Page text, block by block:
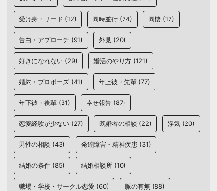
受け身・リード (12) 同時並行 (24) 同棲 (12)
告白・アプローチ (91) 外見 (20)
好きになれない (29) 婚活のやり方 (121)
婚約・プロポーズ (41) 年上彼・先輩 (77)
年下彼・後輩 (31) 幸せ報告 (87)
恋愛経験が少ない (27) 既婚者の相談 (22) 浮気 (20)
男性の相談 (43) 発達障害・精神疾患 (31)
結婚の条件 (85) 結婚相談所 (10)
職場・学校・サークル恋愛 (60) 脈の有無 (88)